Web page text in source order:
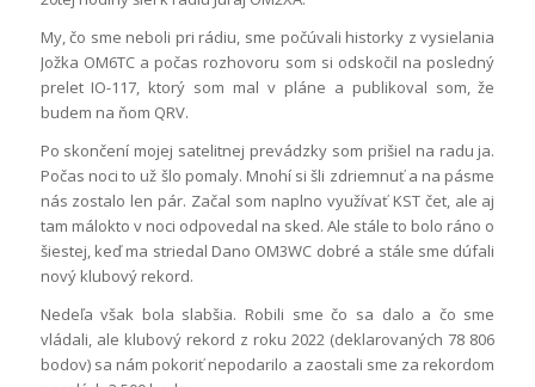
My, čo sme neboli pri rádiu, sme počúvali historky z vysielania
Jožka OM6TC a počas rozhovoru som si odskočil na posledný
prelet IO-117, ktorý som mal v pláne a publikoval som, že
budem na ňom QRV.
Po skončení mojej satelitnej prevádzky som prišiel na radu ja.
Počas noci to už šlo pomaly. Mnohí si šli zdriemnuť a na pásme
nás zostalo len pár. Začal som naplno využívať KST čet, ale aj
tam málokto v noci odpovedal na sked. Ale stále to bolo ráno o
šiestej, keď ma striedal Dano OM3WC dobré a stále sme dúfali
nový klubový rekord.
Nedeľa však bola slabšia. Robili sme čo sa dalo a čo sme
vládali, ale klubový rekord z roku 2022 (deklarovaných 78 806
bodov) sa nám pokoriť nepodarilo a zaostali sme za rekordom